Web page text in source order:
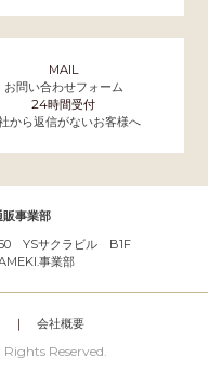
MAIL
お問い合わせフォーム
24時間受付
から返信がないお客様へ
事業部
50 YSサクラビル B1F
事業部
｜ 会社概要
Reserved.